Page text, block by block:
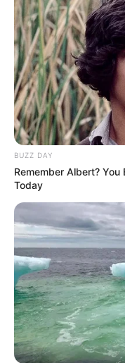
BUZZ DAY
Remember Albert?
Today